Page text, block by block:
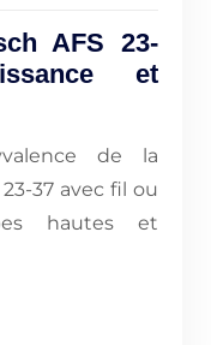
AFS 23-
et
de la
37 avec fil ou
hautes et